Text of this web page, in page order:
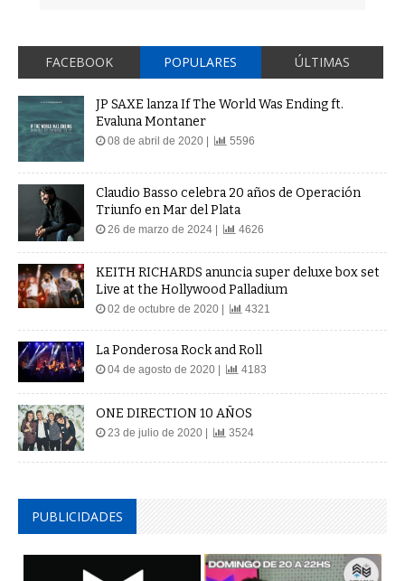
FACEBOOK POPULARES ÚLTIMAS
JP SAXE lanza If The World Was Ending ft.
Evaluna Montaner
08 de abril de 2020 | 5596
Claudio Basso celebra 20 años de Operación
Triunfo en Mar del Plata
26 de marzo de 2024 | 4626
KEITH RICHARDS anuncia super deluxe box set
Live at the Hollywood Palladium
02 de octubre de 2020 | 4321
La Ponderosa Rock and Roll
04 de agosto de 2020 | 4183
ONE DIRECTION 10 AÑOS
23 de julio de 2020 | 3524
PUBLICIDADES